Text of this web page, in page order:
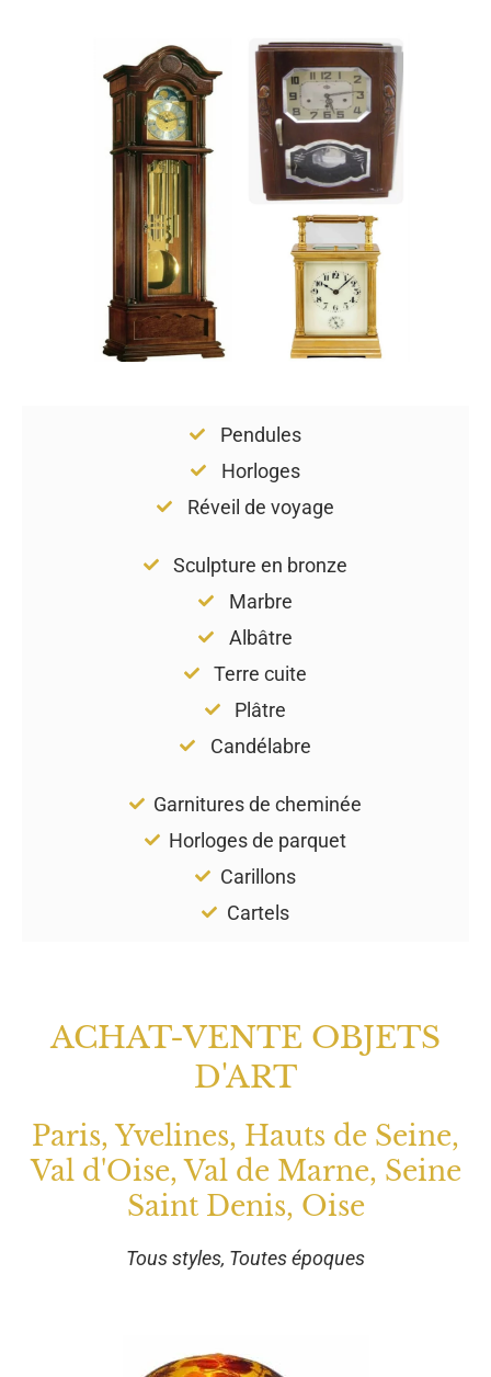
Pendules
Horloges
Réveil de voyage
Sculpture en bronze
Marbre
Albâtre
Terre cuite
Plâtre
Candélabre
Garnitures de cheminée
Horloges de parquet
Carillons
Cartels
ACHAT-VENTE OBJETS
D'ART
Paris, Yvelines, Hauts de Seine,
Val d'Oise, Val de Marne, Seine
Saint Denis, Oise
Tous styles, Toutes époques